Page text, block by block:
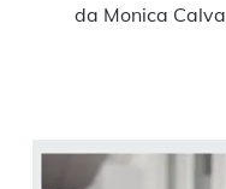
da Monica Calva